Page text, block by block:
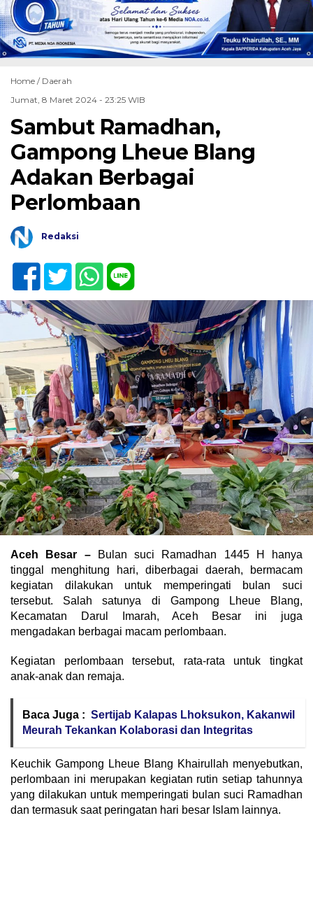
Home / Daerah
Jumat, 8 Maret 2024 - 23:25 WIB
Sambut Ramadhan,
Gampong Lheue Blang
Adakan Berbagai
Perlombaan
Redaksi
Aceh Besar –Bulan suci Ramadhan 1445 H hanya
tinggal menghitung hari, diberbagai daerah, bermacam
kegiatan dilakukan untuk memperingati bulan suci
tersebut. Salah satunya di Gampong Lheue Blang,
Kecamatan Darul Imarah, Aceh Besar ini juga
mengadakan berbagai macam perlombaan.
Kegiatan perlombaan tersebut, rata-rata untuk tingkat
anak-anak dan remaja.
Baca Juga : Sertijab Kalapas Lhoksukon, Kakanwil
Meurah Tekankan Kolaborasi dan Integritas
Keuchik Gampong Lheue Blang Khairullah menyebutkan,
perlombaan ini merupakan kegiatan rutin setiap tahunnya
yang dilakukan untuk memperingati bulan suci Ramadhan
dan termasuk saat peringatan hari besar Islam lainnya.